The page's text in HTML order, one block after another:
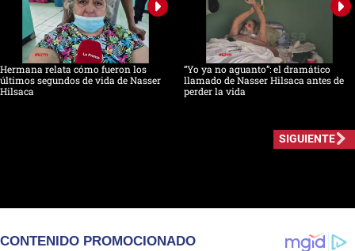
Hermana relata cómo fueron los
últimos segundos de vida de Nasser
Hilsaca
“Yo ya no aguanto”: el dramático
llamado de Nasser Hilsaca antes de
perder la vida
SIGUIENTE
CONTENIDO PROMOCIONADO